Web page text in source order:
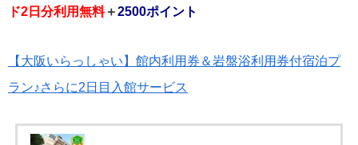
ド2日分利用無料＋2500ポイント
【大阪いらっしゃい】館内利用券＆岩盤浴利用券付宿泊プ
ラン♪さらに2日目入館サービス